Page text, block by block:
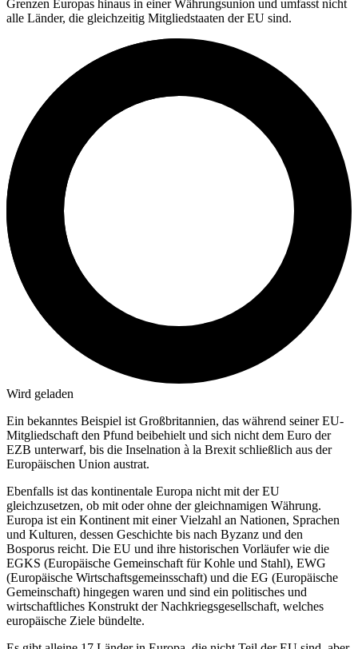
Grenzen Europas hinaus in einer Währungsunion und umfasst nicht
alle Länder, die gleichzeitig Mitgliedstaaten der EU sind.
Wird geladen
Ein bekanntes Beispiel ist Großbritannien, das während seiner EU-
Mitgliedschaft den Pfund beibehielt und sich nicht dem Euro der
EZB unterwarf, bis die Inselnation à la Brexit schließlich aus der
Europäischen Union austrat.
Ebenfalls ist das kontinentale Europa nicht mit der EU
gleichzusetzen, ob mit oder ohne der gleichnamigen Währung.
Europa ist ein Kontinent mit einer Vielzahl an Nationen, Sprachen
und Kulturen, dessen Geschichte bis nach Byzanz und den
Bosporus reicht. Die EU und ihre historischen Vorläufer wie die
EGKS (Europäische Gemeinschaft für Kohle und Stahl), EWG
(Europäische Wirtschaftsgemeinsschaft) und die EG (Europäische
Gemeinschaft) hingegen waren und sind ein politisches und
wirtschaftliches Konstrukt der Nachkriegsgesellschaft, welches
europäische Ziele bündelte.